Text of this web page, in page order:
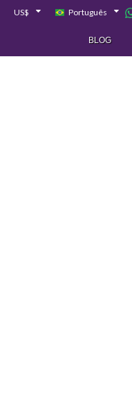
US$ Português
BLOG